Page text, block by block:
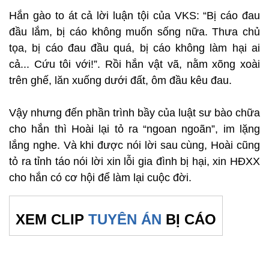
Hắn gào to át cả lời luận tội của VKS: “Bị cáo đau
đầu lắm, bị cáo không muốn sống nữa. Thưa chủ
tọa, bị cáo đau đầu quá, bị cáo không làm hại ai
cả... Cứu tôi với!”. Rồi hắn vật vã, nằm xõng xoài
trên ghế, lăn xuống dưới đất, ôm đầu kêu đau.
Vậy nhưng đến phần trình bầy của luật sư bào chữa
cho hắn thì Hoài lại tỏ ra “ngoan ngoãn”, im lặng
lắng nghe. Và khi được nói lời sau cùng, Hoài cũng
tỏ ra tỉnh táo nói lời xin lỗi gia đình bị hại, xin HĐXX
cho hắn có cơ hội để làm lại cuộc đời.
XEM CLIP TUYÊN ÁN BỊ CÁO